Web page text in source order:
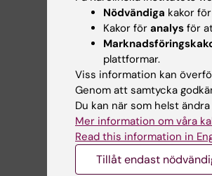
En av lyssnarna
hade en
av hjärtinfarkt
diagnos.
och i så fall hur,
Charilaos
doktorand vid
miljömedicin,
Institutet. Målet
forskning är
utvärdera
Nödvändiga kakor
Kakor för analys för
plattformar.
Viss information kan
Genom att samtycka
Du kan när som helst
Mer information om våra
Read this information in
Tillåt endast